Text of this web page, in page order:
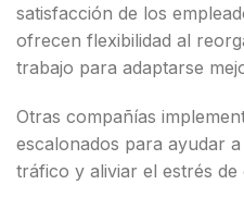
satisfacción de los
ofrecen flexibilidad al
trabajo para adaptarse
Otras compañías
escalonados para ayudar
tráfico y aliviar el estrés de